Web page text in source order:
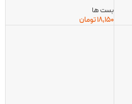
بست ها
18,150تومان